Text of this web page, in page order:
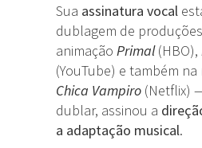
Sua assinatura vocal
dublagem de
animaçãoPrimal(HBO),
(YouTube) e também
Chica Vampiro (Netflix)
dublar, assinou a
a adaptação musical.